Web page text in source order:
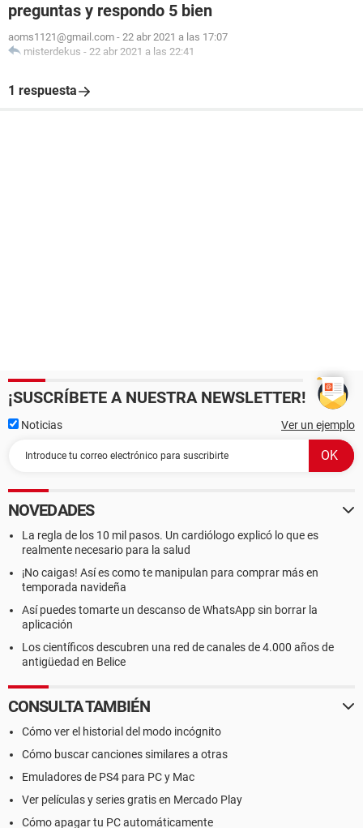
preguntas y respondo 5 bien
aoms1121@gmail.com - 22 abr 2021 a las 17:07
misterdekus - 22 abr 2021 a las 22:41
1 respuesta
¡SUSCRÍBETE A NUESTRA NEWSLETTER!
Noticias Ver un ejemplo
NOVEDADES
La regla de los 10 mil pasos. Un cardiólogo explicó lo que es
realmente necesario para la salud
¡No caigas! Así es como te manipulan para comprar más en
temporada navideña
Así puedes tomarte un descanso de WhatsApp sin borrar la
aplicación
Los científicos descubren una red de canales de 4.000 años de
antigüedad en Belice
CONSULTA TAMBIÉN
Cómo ver el historial del modo incógnito
Cómo buscar canciones similares a otras
Emuladores de PS4 para PC y Mac
Ver películas y series gratis en Mercado Play
Cómo apagar tu PC automáticamente